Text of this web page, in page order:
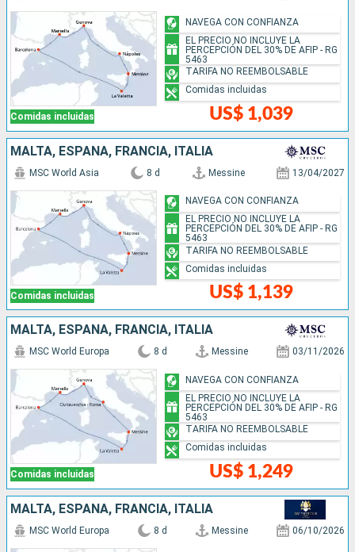
Comidas incluidas US$ 1,039
NAVEGA CON CONFIANZA
EL PRECIO NO INCLUYE LA
PERCEPCIÓN DEL 30% DE AFIP - RG
5463
TARIFA NO REEMBOLSABLE
Comidas incluidas
MALTA, ESPAÑA, FRANCIA, ITALIA
Comidas incluidas
MSC World Asia 8 d Messine 13/04/2027
US$ 1,139
NAVEGA CON CONFIANZA
EL PRECIO NO INCLUYE LA
PERCEPCIÓN DEL 30% DE AFIP - RG
5463
TARIFA NO REEMBOLSABLE
Comidas incluidas
MALTA, ESPAÑA, FRANCIA, ITALIA
Comidas incluidas
MSC World Europa 8 d Messine 03/11/2026
US$ 1,249
NAVEGA CON CONFIANZA
EL PRECIO NO INCLUYE LA
PERCEPCIÓN DEL 30% DE AFIP - RG
5463
TARIFA NO REEMBOLSABLE
Comidas incluidas
MALTA, ESPAÑA, FRANCIA, ITALIA
MSC World Europa 8 d Messine 06/10/2026